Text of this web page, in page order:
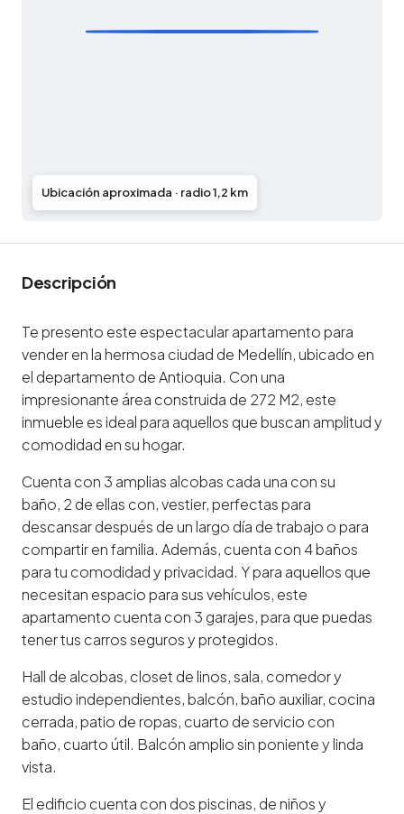
Ubicación aproximada · radio 1,2 km
Descripción
Te presento este espectacular apartamento para
vender en la hermosa ciudad de Medellín, ubicado en
el departamento de Antioquia. Con una
impresionante área construida de 272 M2, este
inmueble es ideal para aquellos que buscan amplitud y
comodidad en su hogar.
Cuenta con 3 amplias alcobas cada una con su
baño, 2 de ellas con, vestier, perfectas para
descansar después de un largo día de trabajo o para
compartir en familia. Además, cuenta con 4 baños
para tu comodidad y privacidad. Y para aquellos que
necesitan espacio para sus vehículos, este
apartamento cuenta con 3 garajes, para que puedas
tener tus carros seguros y protegidos.
Hall de alcobas, closet de linos, sala, comedor y
estudio independientes, balcón, baño auxiliar, cocina
cerrada, patio de ropas, cuarto de servicio con
baño, cuarto útil. Balcón amplio sin poniente y linda
vista.
El edificio cuenta con dos piscinas, de niños y